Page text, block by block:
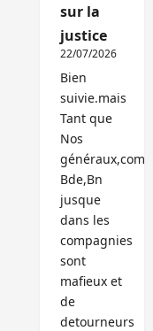
sur la
justice
22/07/2026
Bien
suivie.mais
Tant que
Nos
généraux,com
Bde,Bn
jusque
dans les
compagnies
sont
mafieux et
de
detourneurs